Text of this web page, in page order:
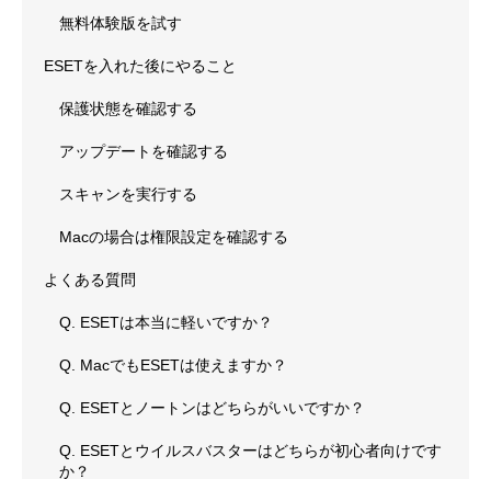
無料体験版を試す
ESETを入れた後にやること
保護状態を確認する
アップデートを確認する
スキャンを実行する
Macの場合は権限設定を確認する
よくある質問
Q. ESETは本当に軽いですか？
Q. MacでもESETは使えますか？
Q. ESETとノートンはどちらがいいですか？
Q. ESETとウイルスバスターはどちらが初心者向けです
か？